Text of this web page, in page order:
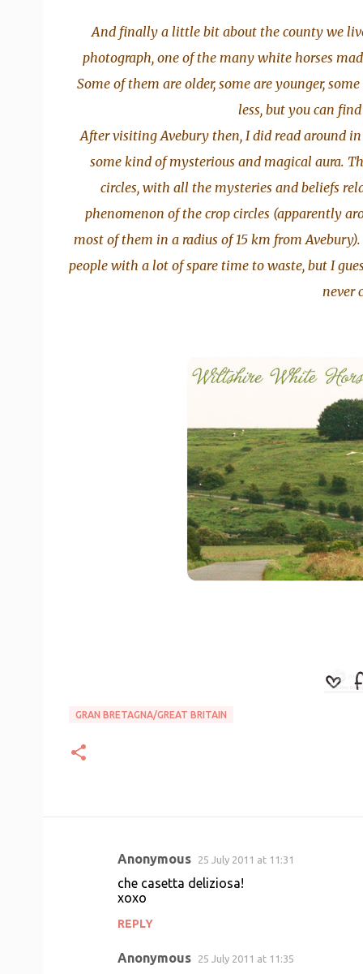
And finally a little bit about the county we
photograph, one of the many white horses
Some of them are older, some are younger,
less, but you can
After visiting Avebury then, I did read around
some kind of mysterious and magical aura.
circles, with all the mysteries and beliefs
phenomenon of the crop circles (apparently
most of them in a radius of 15 km from
people with a lot of spare time to waste, but I
never
GRAN BRETAGNA/GREAT BRITAIN
Anonymous 25 July 2011 at 11:31
che casetta deliziosa!
xoxo
REPLY
Anonymous 25 July 2011 at 11:35